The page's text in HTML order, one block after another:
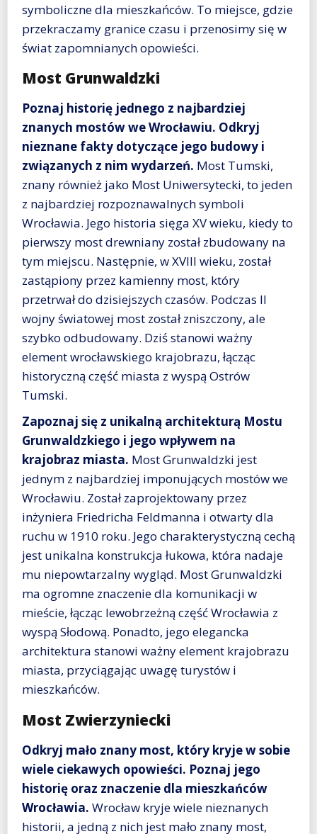
symboliczne dla mieszkańców. To miejsce, gdzie
przekraczamy granice czasu i przenosimy się w
świat zapomnianych opowieści.
Most Grunwaldzki
Poznaj historię jednego z najbardziej
znanych mostów we Wrocławiu. Odkryj
nieznane fakty dotyczące jego budowy i
związanych z nim wydarzeń. Most Tumski,
znany również jako Most Uniwersytecki, to jeden
z najbardziej rozpoznawalnych symboli
Wrocławia. Jego historia sięga XV wieku, kiedy to
pierwszy most drewniany został zbudowany na
tym miejscu. Następnie, w XVIII wieku, został
zastąpiony przez kamienny most, który
przetrwał do dzisiejszych czasów. Podczas II
wojny światowej most został zniszczony, ale
szybko odbudowany. Dziś stanowi ważny
element wrocławskiego krajobrazu, łącząc
historyczną część miasta z wyspą Ostrów
Tumski.
Zapoznaj się z unikalną architekturą Mostu
Grunwaldzkiego i jego wpływem na
krajobraz miasta. Most Grunwaldzki jest
jednym z najbardziej imponujących mostów we
Wrocławiu. Został zaprojektowany przez
inżyniera Friedricha Feldmanna i otwarty dla
ruchu w 1910 roku. Jego charakterystyczną cechą
jest unikalna konstrukcja łukowa, która nadaje
mu niepowtarzalny wygląd. Most Grunwaldzki
ma ogromne znaczenie dla komunikacji w
mieście, łącząc lewobrzeżną część Wrocławia z
wyspą Słodową. Ponadto, jego elegancka
architektura stanowi ważny element krajobrazu
miasta, przyciągając uwagę turystów i
mieszkańców.
Most Zwierzyniecki
Odkryj mało znany most, który kryje w sobie
wiele ciekawych opowieści. Poznaj jego
historię oraz znaczenie dla mieszkańców
Wrocławia. Wrocław kryje wiele nieznanych
historii, a jedną z nich jest mało znany most,